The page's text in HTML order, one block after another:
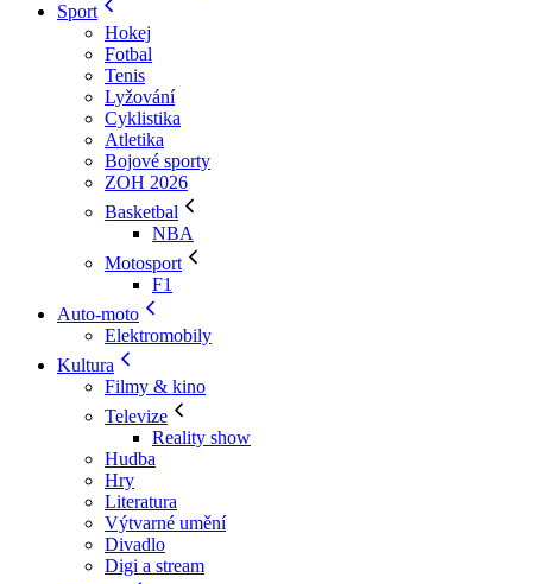
Sport
Hokej
Fotbal
Tenis
Lyžování
Cyklistika
Atletika
Bojové sporty
ZOH 2026
Basketbal
NBA
Motosport
F1
Auto-moto
Elektromobily
Kultura
Filmy & kino
Televize
Reality show
Hudba
Hry
Literatura
Výtvarné umění
Divadlo
Digi a stream